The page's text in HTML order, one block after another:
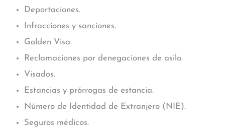
Deportaciones.
Infracciones y sanciones.
Golden Visa.
Reclamaciones por denegaciones de asilo.
Visados.
Estancias y prórrogas de estancia.
Número de Identidad de Extranjero (NIE).
Seguros médicos.